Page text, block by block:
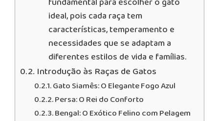
ideal, pois cada raça tem
características, temperamento e
necessidades que se adaptam a
diferentes estilos de vida e famílias.
Introdução às Raças de Gatos
Gato Siamês: O Elegante Fogo Azul
Persa: O Rei do Conforto
Bengal: O Exótico Felino com Pelagem